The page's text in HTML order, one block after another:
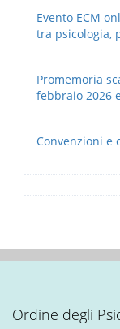
Evento ECM
tra psicologia,
Promemoria
febbraio 2026
Convenzioni e
Ordine degli